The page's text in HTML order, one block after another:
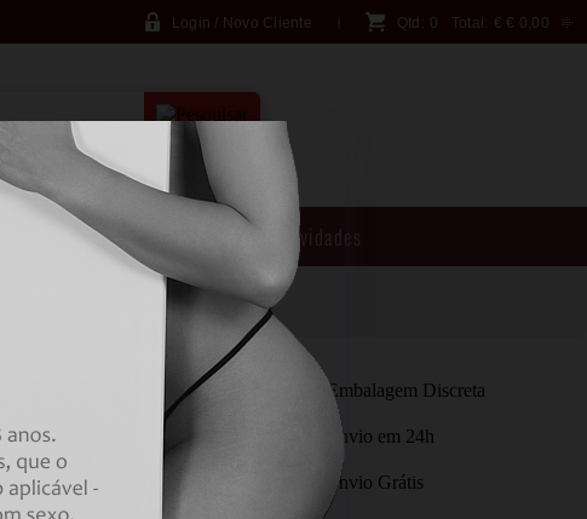
Login / Novo Cliente Qtd: 0 Total: € € 0,00
PESQUISA AVANÇADA
Brincadeiras Novidades
SUPPORT COM